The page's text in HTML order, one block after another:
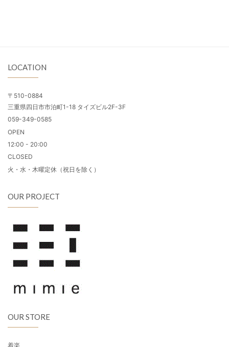
LOCATION
〒510-0884
三重県四日市市泊町1-18 タイズビル2F-3F
059-349-0585
OPEN
12:00 - 20:00
CLOSED
火・水・木曜定休（祝日を除く）
OUR PROJECT
OUR STORE
着楽